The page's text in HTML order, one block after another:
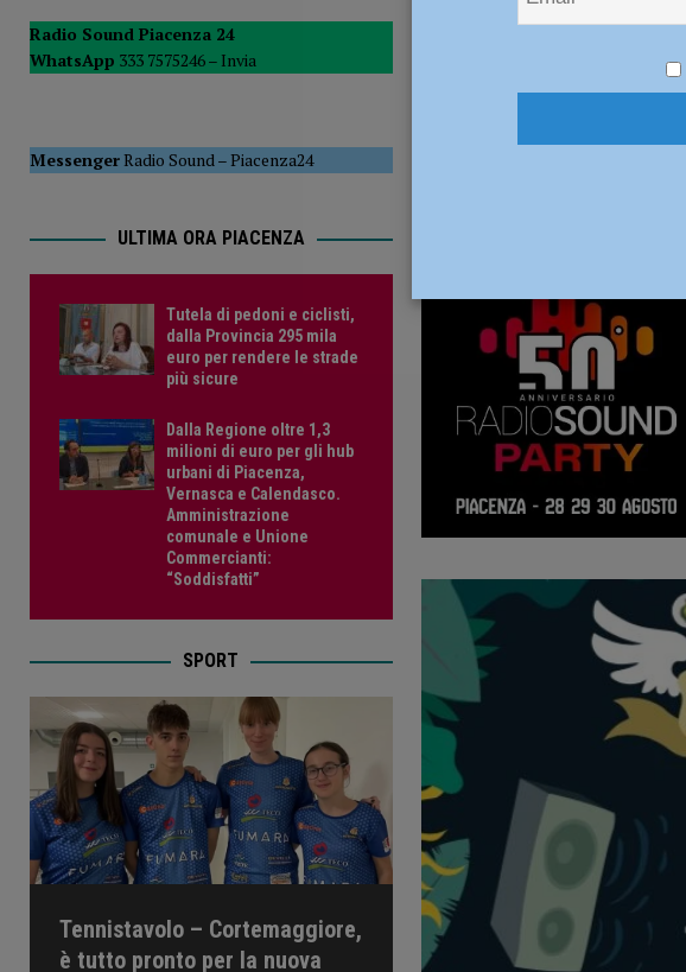
del Consiglio POLITICA
[ 5 Agosto 2026 ] Tutela di pedoni e ciclisti, dalla Provincia 295 mila euro per
Radio Sound Piacenza 24
WhatsApp 333 7575246 – Invia
MessengerRadio Sound–Piacenza24
ULTIMA ORA PIACENZA
Tutela di pedoni e ciclisti,
dalla Provincia 295 mila
euro per rendere le strade
più sicure
Dalla Regione oltre 1,3
milioni di euro per gli hub
urbani di Piacenza,
Vernasca e Calendasco.
Amministrazione
comunale e Unione
Commercianti:
“Soddisfatti”
SPORT
Tennistavolo – Cortemaggiore,
è tutto pronto per la nuova